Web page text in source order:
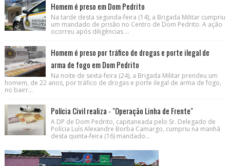
Homem é preso em Dom Pedrito
Na tarde desta segunda-feira (14), a Brigada Militar cumpriu
um mandado de prisão no Centro de Dom Pedrito. A ação
ocorreu após diligências ...
Homem é preso por tráfico de drogas e porte ilegal de
arma de fogo em Dom Pedrito
Na noite de sexta-feira (24), a Brigada Militar prendeu um
homem, de 22 anos, por tráfico de drogas e porte ilegal de arma de fogo,
no bairr...
Polícia Civil realiza - "Operação Linha de Frente"
A DP de Dom Pedrito, capitaneada pelo Sr. Delegado de
Polícia Luís Alexandre Borba Camargo, cumpriu na manhã
desta quinta-feira (16) mandado...